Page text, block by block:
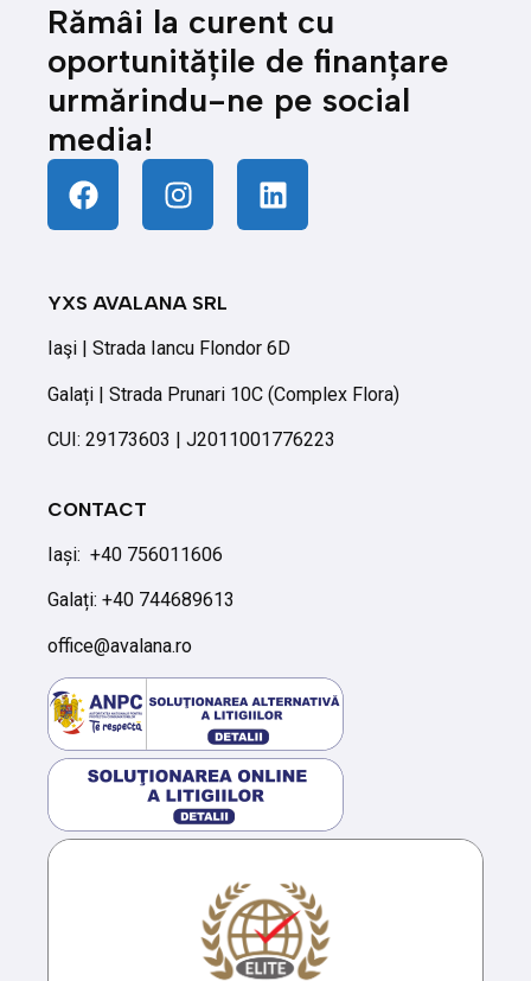
Rămâi la curent cu
oportunitățile de finanțare
urmărindu-ne pe social
media!
YXS AVALANA SRL
Iaşi | Strada Iancu Flondor 6D
Galați | Strada Prunari 10C (Complex Flora)
CUI: 29173603 | J2011001776223
CONTACT
Iași: +40 756011606
Galați: +40 744689613
office@avalana.ro